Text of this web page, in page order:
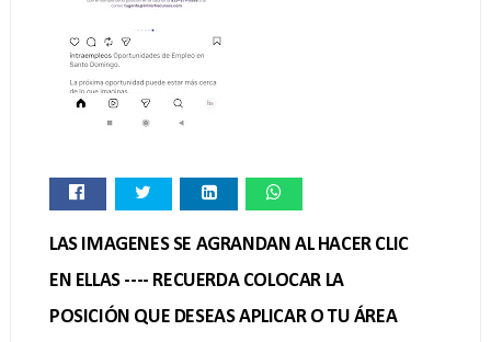
LAS IMAGENES SE AGRANDAN AL HACER CLIC
EN ELLAS ---- RECUERDA COLOCAR LA
POSICIÓN QUE DESEAS APLICAR O TU ÁREA